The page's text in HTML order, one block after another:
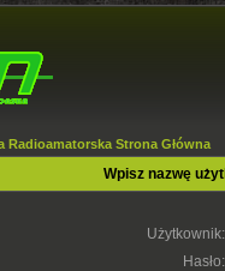
Radioamatorska Strona Główna
Wpisz nazwę
Użytkownik:
Hasło: